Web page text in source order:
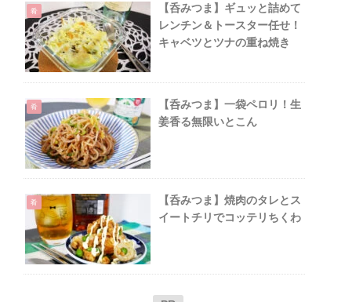
肴
【呑みつま】ギュッと詰めて
レンチン＆トースター任せ！
キャベツとツナの重ね焼き
肴
【呑みつま】一袋ペロリ！生
姜香る無限いとこん
肴
【呑みつま】焼肉のタレとス
イートチリでコッテリちくわ